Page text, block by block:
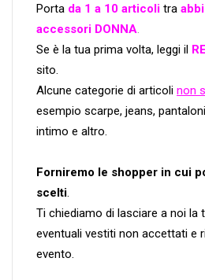
Porta da 1 a 10 articoli tra
accessori DONNA.
Se è la tua prima volta, leggi il
sito.
Alcune categorie di articoli non
esempio scarpe, jeans,
intimo e altro.
Forniremo le shopper in cui
scelti.
Ti chiediamo di lasciare a noi la
eventuali vestiti non accettati e
evento.